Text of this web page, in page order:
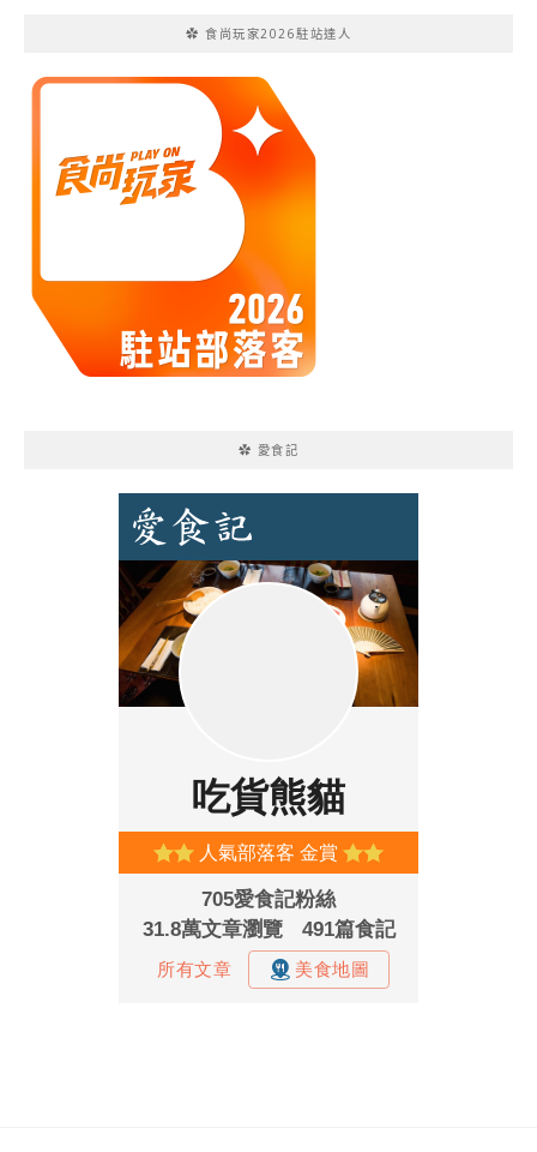
✿ 食尚玩家2026駐站達人
✿ 愛食記